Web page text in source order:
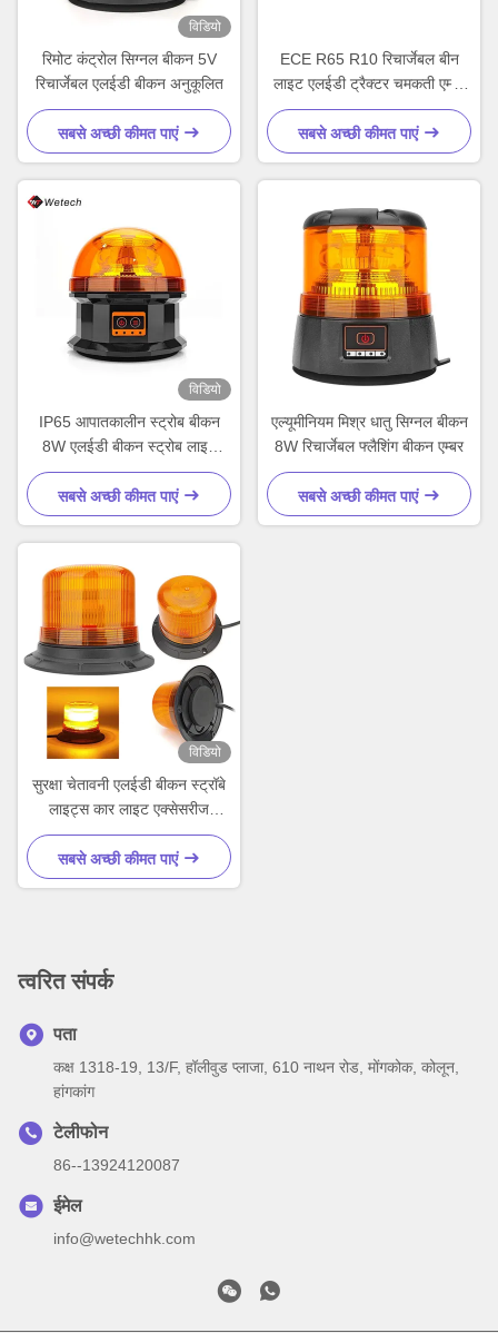
विडियो
रिमोट कंट्रोल सिग्नल बीकन 5V
रिचार्जेबल एलईडी बीकन अनुकूलित
सबसे अच्छी कीमत पाएं
ECE R65 R10 रिचार्जेबल बीन
लाइट एलईडी ट्रैक्टर चमकती एम्बर
लाइट्स
सबसे अच्छी कीमत पाएं
विडियो
IP65 आपातकालीन स्ट्रोब बीकन
8W एलईडी बीकन स्ट्रोब लाइट
अनुकूलित
सबसे अच्छी कीमत पाएं
एल्यूमीनियम मिश्र धातु सिग्नल बीकन
8W रिचार्जेबल फ्लैशिंग बीकन एम्बर
सबसे अच्छी कीमत पाएं
विडियो
सुरक्षा चेतावनी एलईडी बीकन स्ट्रॉबे
लाइट्स कार लाइट एक्सेसरीज
फोर्कलिफ्ट ट्रैक्टरों के लिए
सबसे अच्छी कीमत पाएं
त्वरित संपर्क
पता
कक्ष 1318-19, 13/F, हॉलीवुड प्लाजा, 610 नाथन रोड, मोंगकोक, कोलून,
हांगकांग
टेलीफोन
86--13924120087
ईमेल
info@wetechhk.com